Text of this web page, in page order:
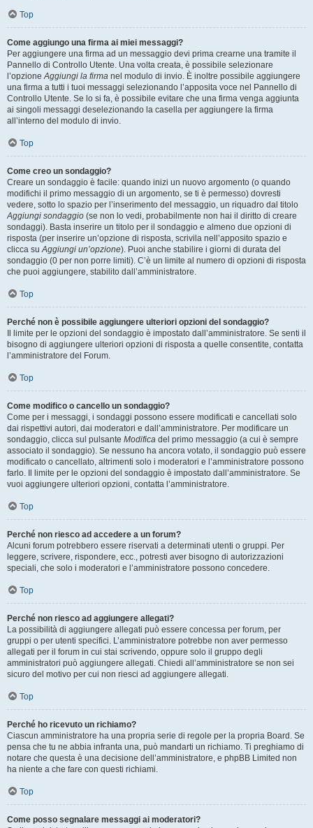
Top
Come aggiungo una firma ai miei messaggi?
Per aggiungere una firma ad un messaggio devi prima crearne una tramite il
Pannello di Controllo Utente. Una volta creata, è possibile selezionare
l’opzioneAggiungi la firma nel modulo di invio. È inoltre possibile aggiungere
una firma a tutti i tuoi messaggi selezionando l’apposita voce nel Pannello di
Controllo Utente. Se lo si fa, è possibile evitare che una firma venga aggiunta
ai singoli messaggi deselezionando la casella per aggiungere la firma
all’interno del modulo di invio.
Top
Come creo un sondaggio?
Creare un sondaggio è facile: quando inizi un nuovo argomento (o quando
modifichi il primo messaggio di un argomento, se ti è permesso) dovresti
vedere, sotto lo spazio per l’inserimento del messaggio, un riquadro dal titolo
Aggiungi sondaggio (se non lo vedi, probabilmente non hai il diritto di creare
sondaggi). Basta inserire un titolo per il sondaggio e almeno due opzioni di
risposta (per inserire un’opzione di risposta, scrivila nell’apposito spazio e
clicca suAggiungi un’opzione). Puoi anche stabilire i giorni di durata del
sondaggio (0 per non porre limiti). C’è un limite al numero di opzioni di risposta
che puoi aggiungere, stabilito dall’amministratore.
Top
Perché non è possibile aggiungere ulteriori opzioni del sondaggio?
Il limite per le opzioni del sondaggio è impostato dall’amministratore. Se senti il
bisogno di aggiungere ulteriori opzioni di risposta a quelle consentite, contatta
l’amministratore del Forum.
Top
Come modifico o cancello un sondaggio?
Come per i messaggi, i sondaggi possono essere modificati e cancellati solo
dai rispettivi autori, dai moderatori e dall’amministratore. Per modificare un
sondaggio, clicca sul pulsante Modifica del primo messaggio (a cui è sempre
associato il sondaggio). Se nessuno ha ancora votato, il sondaggio può essere
modificato o cancellato, altrimenti solo i moderatori e l’amministratore possono
farlo. Il limite per le opzioni del sondaggio è impostato dall’amministratore. Se
vuoi aggiungere ulteriori opzioni, contatta l’amministratore.
Top
Perché non riesco ad accedere a un forum?
Alcuni forum potrebbero essere riservati a determinati utenti o gruppi. Per
leggere, scrivere, rispondere, ecc., potresti aver bisogno di autorizzazioni
speciali, che solo i moderatori e l’amministratore possono concedere.
Top
Perché non riesco ad aggiungere allegati?
La possibilità di aggiungere allegati può essere concessa per forum, per
gruppi o per utenti specifici. L’amministratore potrebbe non aver permesso
allegati per il forum in cui stai scrivendo, oppure solo il gruppo degli
amministratori può aggiungere allegati. Chiedi all’amministratore se non sei
sicuro del motivo per cui non riesci ad aggiungere allegati.
Top
Perché ho ricevuto un richiamo?
Ciascun amministratore ha una propria serie di regole per la propria Board. Se
pensa che tu ne abbia infranta una, può mandarti un richiamo. Ti preghiamo di
notare che questa è una decisione dell’amministratore, e phpBB Limited non
ha niente a che fare con questi richiami.
Top
Come posso segnalare messaggi ai moderatori?